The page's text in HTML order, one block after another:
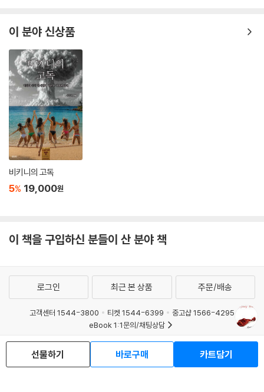
무게 속에서 조만간 끝장이 날 운명이라는 게 저자의 결론이다.
일부 통찰력을 가진 설명에도 불구하고 중국 자본주의에 대한 기존의 해석
들은 종종 자본주의가 무엇인지, 그리고 경제 체제로서의 자본주의가 국가
및 사회와 어떻게 관련되어 있는지에 대한 피상적이고 혼동된 개념 이해로
인해 한계를 갖는다. 중국의 자본주의적 호황에 대해 빈틈없이 분석하려면
다음 절에서 요약하는 바와 같이 자본주의에 대한 엄밀한 개념화에 근거해
야 한다.
각 장에 대한 소개
1장에서는 17세기에서 18세기에 이르기까지 아메리카 대륙의 은이 중국
으로 대량 유입되면서 중국을 근대 초기 세계에서 가장 선진적인 시장 경
하는 중앙집권적인 가부장적 국가가 통치하고 있었다. 그렇기 때문에 상업
활동은 시장 교환의 영역에 국한되었고 자본 축적 활동의 확장은 그러한
2장에서는 19세기 중반 이후로 중국의 국가 건설자들이 서구 제국주의에
대한 대응으로 독일, 일본, 러시아와 같은 후발 산업주자들의 족적을 따라
서 국가 주도의 산업화를 시도하는 과정에서 겪었던 시련들에 관해 설명한
3장에서는 현재 중국에서 자본주의의 부상이 한편으로 일본, 한국, 타이
완, 홍콩, 싱가포르와 같이 미국의 동맹으로 형성된 냉전 시대 동아시아 자
본주의의 지속이면서, 또 다른 한편으로는 건강하고 잘 교육받은 대규모의
이 분야 신상품
비키니의 고독
5% 19,000원
이 책을 구입하신 분들이 산 분야 책
선물하기 바로구매 카트담기
로그인 최근 본 상품 주문/배송
고객센터 1544-3800 티켓 1544-6399
중고샵 1566-4295
eBook 1:1문의/채팅상담
예스이십사(주) 사업자 정보
이용약관
개인정보처리방침
청소년보호정책